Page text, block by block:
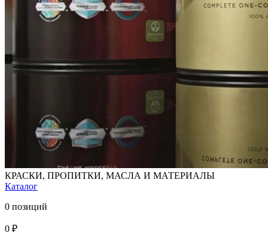
КРАСКИ, ПРОПИТКИ, МАСЛА И МАТЕРИАЛЫ
Каталог
0 позиций
0 ₽